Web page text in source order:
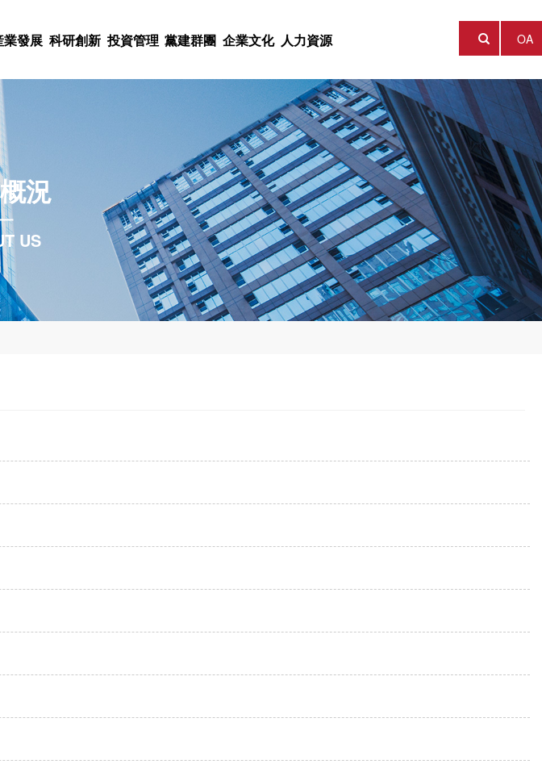
集團概況
开云体育是國有獨資的科技型集團公司，成立于2014年
10月，注冊資本9億元，資産規模約25.45億元，擁有控
股、參股企業14家。
新聞動态
熱烈祝賀派瑞公司陸劍秋同志榮獲 “陝西最美科技工作
業發展
産業發展
集團公司堅持以市場需求為導向，創新發展理念，以實業
為依托，布局多元産業，塑造核心競争品牌，打造一流科
科研創新
科研創新
集團公司緊緊圍繞創新驅動發展戰略，聚集科技資源，探
索科研創新新模式，推進科技成果轉化，以科研創新助推
投資管理
投資管理
集團公司堅持以資本助力科技産業發展，積極建設科技成
果轉化孵化平台和中小企業融資平台，為擁有創新技術與
創新商業模式的科技型企業提供融資服務。
黨建群團
黨建群團
集團公司把黨群工作放在集團工作的重要位置，将黨群工
作與集團生産經營相融合，發揮黨群工作在助推集團發
展、凝聚人心、回報社會等各個方的作用。
企業文化
企業文化
集團公司高度重視企業文化這一軟實力的建設，形成了
以“創新、高效、實幹”為核心價值觀，以“打造一流科技型
企業集團”為集團願景的企業文化。
人力資源
人力資源
我們将人力資源視為集團的第一資源，堅持認為人才是集
團的核心競争力，是集團的發展之本，為員工提供廣闊的
舞台和充分發揮才華的機會。
 OA
況
US